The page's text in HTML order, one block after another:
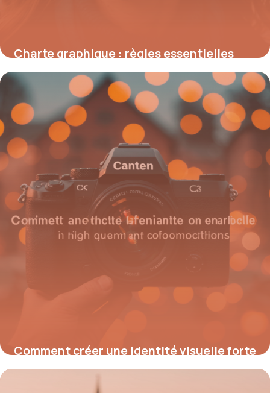
Charte graphique : règles essentielles
pour créer une identité visuelle cohérente
Comment créer une identité visuelle forte
en 5 questions clés